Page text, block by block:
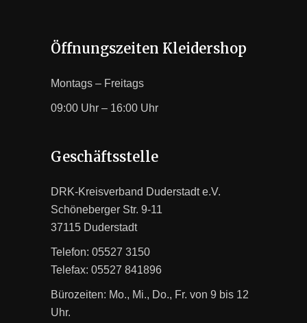
Öffnungszeiten Kleidershop
Montags – Freitags
09:00 Uhr – 16:00 Uhr
Geschäftsstelle
DRK-Kreisverband Duderstadt e.V.
Schöneberger Str. 9-11
37115 Duderstadt
Telefon: 05527 3150
Telefax: 05527 841896
Bürozeiten: Mo., Mi., Do., Fr. von 9 bis 12
Uhr.